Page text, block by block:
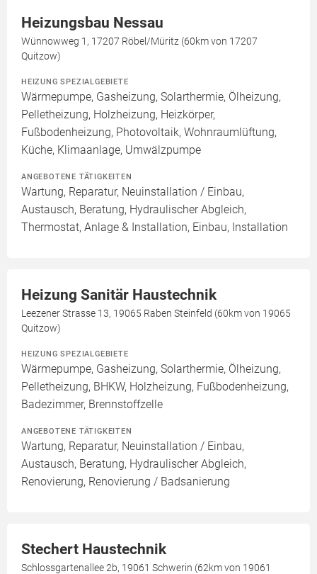
Heizungsbau Nessau
Wünnowweg 1, 17207 Röbel/Müritz (60km von 17207
Quitzow)
HEIZUNG SPEZIALGEBIETE
Wärmepumpe, Gasheizung, Solarthermie, Ölheizung,
Pelletheizung, Holzheizung, Heizkörper,
Fußbodenheizung, Photovoltaik, Wohnraumlüftung,
Küche, Klimaanlage, Umwälzpumpe
ANGEBOTENE TÄTIGKEITEN
Wartung, Reparatur, Neuinstallation / Einbau,
Austausch, Beratung, Hydraulischer Abgleich,
Thermostat, Anlage & Installation, Einbau, Installation
Heizung Sanitär Haustechnik
Leezener Strasse 13, 19065 Raben Steinfeld (60km von 19065
Quitzow)
HEIZUNG SPEZIALGEBIETE
Wärmepumpe, Gasheizung, Solarthermie, Ölheizung,
Pelletheizung, BHKW, Holzheizung, Fußbodenheizung,
Badezimmer, Brennstoffzelle
ANGEBOTENE TÄTIGKEITEN
Wartung, Reparatur, Neuinstallation / Einbau,
Austausch, Beratung, Hydraulischer Abgleich,
Renovierung, Renovierung / Badsanierung
Stechert Haustechnik
Schlossgartenallee 2b, 19061 Schwerin (62km von 19061